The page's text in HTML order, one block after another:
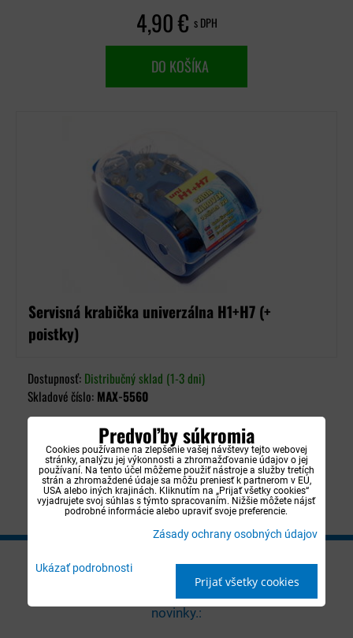
4,90 € s DPH
DO KOŠÍKA
Servisná krabička univerzálna H1+H7 (+
poistky)
Dostupnosť: Distribučný sklad (1-3 dni)
Skladové číslo: MAX-5560
5,90 €s DPH
DO KOŠÍKA
NEWSLETTER
Zadajte e-mail, na ktorý vám budeme posielať
novinky.:
Predvoľby súkromia
Cookies používame na zlepšenie vašej návštevy tejto webovej
stránky, analýzu jej výkonnosti a zhromažďovanie údajov o jej
používaní. Na tento účel môžeme použiť nástroje a služby tretích
strán a zhromaždené údaje sa môžu preniesť k partnerom v EÚ,
USA alebo iných krajinách. Kliknutím na „Prijať všetky cookies“
vyjadrujete svoj súhlas s týmto spracovaním. Nižšie môžete nájsť
podrobné informácie alebo upraviť svoje preferencie.
Zásady ochrany osobných údajov
Ukázať podrobnosti
Prijať všetky cookies